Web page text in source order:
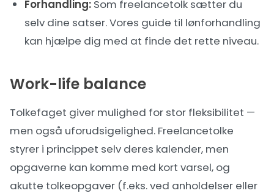
Forhandling: Som freelancetolk sætter du
selv dine satser. Vores guide til lønforhandling
kan hjælpe dig med at finde det rette niveau.
Work-life balance
Tolkefaget giver mulighed for stor fleksibilitet —
men også uforudsigelighed. Freelancetolke
styrer i princippet selv deres kalender, men
opgaverne kan komme med kort varsel, og
akutte tolkeopgaver (f.eks. ved anholdelser eller